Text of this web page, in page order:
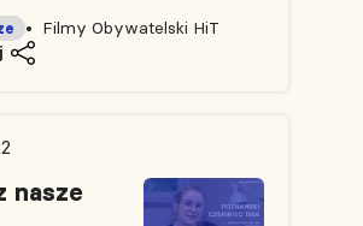
Filmy Obywatelski HiT
nasze